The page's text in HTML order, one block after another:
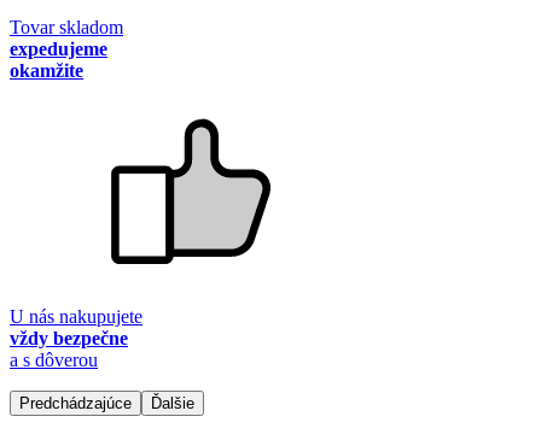
Tovar skladom
expedujeme
okamžite
U nás nakupujete
vždy bezpečne
a s dôverou
Predchádzajúce Ďalšie